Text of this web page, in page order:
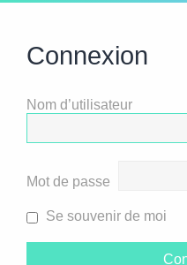
Connexion
Nom d’utilisateur
Mot de passe
Se souvenir de moi